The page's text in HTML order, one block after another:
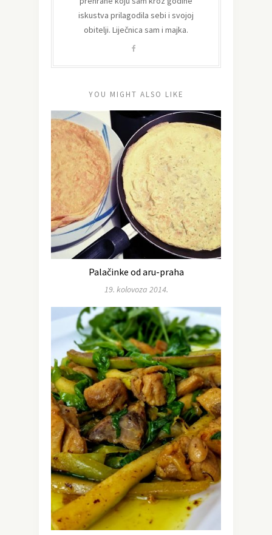
iskustva prilagodila sebi i svojoj
obitelji. Liječnica sam i majka.
YOU MIGHT ALSO LIKE
Palačinke od aru-praha
19. kolovoza 2014.